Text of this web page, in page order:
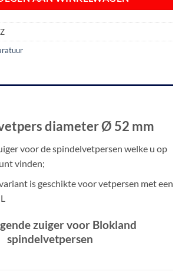
diameter Ø 52 mm
voor de spindelvetpersen welke u op
vinden;
is geschikte voor vetpersen met een
zuiger voor Blokland
spindelvetpersen